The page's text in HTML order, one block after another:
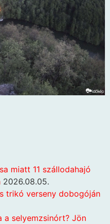
miatt 11 szállodahajó
2026.08.05.
trikó verseny dobogóján
a selyemzsinórt? Jön